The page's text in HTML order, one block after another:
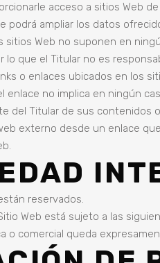
acceso a sitios Web
podrá ampliar los datos
sitios Web no suponen en
lo que el Titular no es
o enlaces ubicados en los
enlace no implica en ningún
del Titular de sus contenidos
externo desde un enlace
reservados.
Web está sujeto a las
o comercial queda